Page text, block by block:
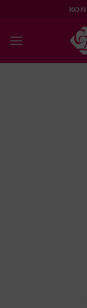
content